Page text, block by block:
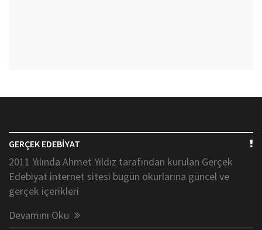
GERÇEK EDEBİYAT
2011 Yılında Ahmet Yıldız tarafından kurulan Gerçek
Edebiyat internet sitesi bugün okurlarına güncel ve
gerçek içerikleri
Devamını Oku